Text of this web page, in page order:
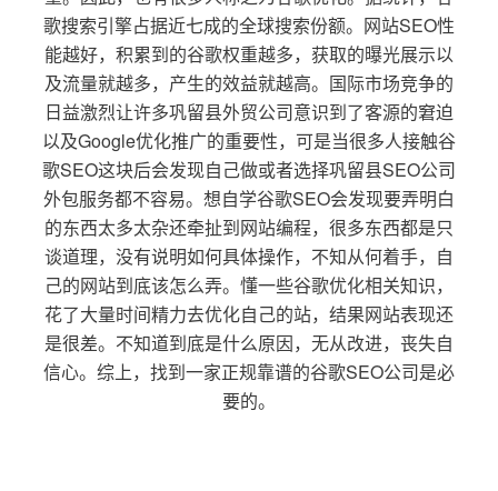
歌搜索引擎占据近七成的全球搜索份额。网站SEO性
能越好，积累到的谷歌权重越多，获取的曝光展示以
及流量就越多，产生的效益就越高。国际市场竞争的
日益激烈让许多巩留县外贸公司意识到了客源的窘迫
以及Google优化推广的重要性，可是当很多人接触谷
歌SEO这块后会发现自己做或者选择巩留县SEO公司
外包服务都不容易。想自学谷歌SEO会发现要弄明白
的东西太多太杂还牵扯到网站编程，很多东西都是只
谈道理，没有说明如何具体操作，不知从何着手，自
己的网站到底该怎么弄。懂一些谷歌优化相关知识，
花了大量时间精力去优化自己的站，结果网站表现还
是很差。不知道到底是什么原因，无从改进，丧失自
信心。综上，找到一家正规靠谱的谷歌SEO公司是必
要的。